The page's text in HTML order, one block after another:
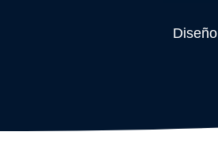
Diseño